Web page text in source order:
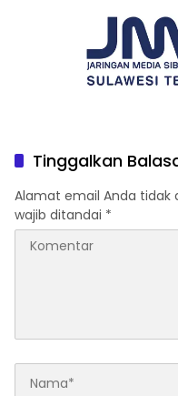
Tinggalkan
Alamat email Anda tidak
wajib ditandai *